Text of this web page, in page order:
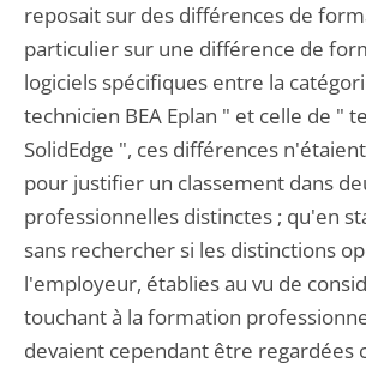
reposait sur des différences de
particulier sur une différence de
logiciels spécifiques entre la
technicien BEA Eplan " et celle de "
SolidEdge ", ces différences
pour justifier un classement dans
professionnelles distinctes ; qu'en
sans rechercher si les distinctions
l'employeur, établies au vu de
touchant à la formation
devaient cependant être regardées